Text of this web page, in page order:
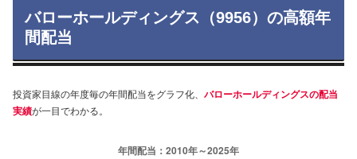
バローホールディングス（9956）の高額年
間配当
投資家目線の年度毎の年間配当をグラフ化、 バローホールディングスの配当
実績が一目でわかる。